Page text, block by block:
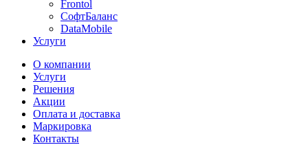
Frontol
СофтБаланс
DataMobile
Услуги
О компании
Услуги
Решения
Акции
Оплата и доставка
Маркировка
Контакты